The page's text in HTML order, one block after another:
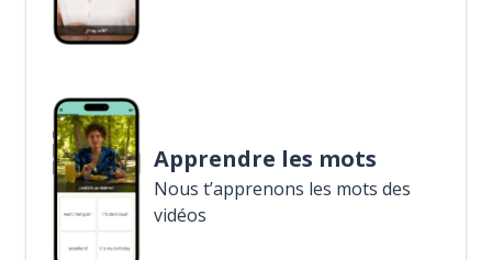
Apprendre les mots
Nous t’apprenons les mots des
vidéos